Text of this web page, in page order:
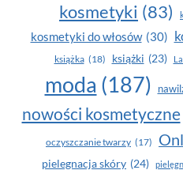
kosmetyki (83)
kosmetyki do włosów (30)
książka (18) książki (23)
moda (187)
nowości kosmetyczne
oczyszczanie twarzy (17)
pielegnacja skóry (24)